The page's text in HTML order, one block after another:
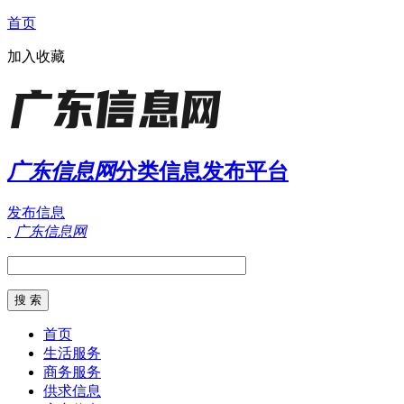
首页
加入收藏
广东信息网分类信息发布平台
发布信息
广东信息网
首页
生活服务
商务服务
供求信息